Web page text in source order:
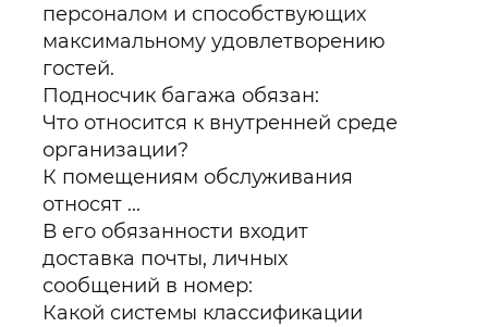
персоналом и способствующих
максимальному удовлетворению
гостей.
Подносчик багажа обязан:
Что относится к внутренней среде
организации?
К помещениям обслуживания
относят ...
В его обязанности входит
доставка почты, личных
сообщений в номер:
Какой системы классификации